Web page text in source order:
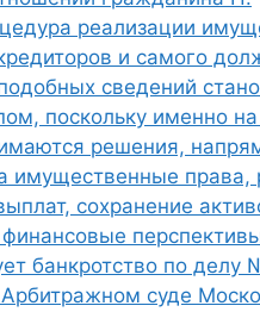
реализации
и самого
сведений
поскольку именно на
решения,
имущественные права,
сохранение
банкротство по делу
суде